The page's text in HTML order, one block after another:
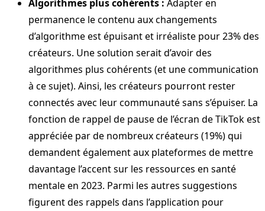
Algorithmes plus cohérents : Adapter en
permanence le contenu aux changements
d’algorithme est épuisant et irréaliste pour 23% des
créateurs. Une solution serait d’avoir des
algorithmes plus cohérents (et une communication
à ce sujet). Ainsi, les créateurs pourront rester
connectés avec leur communauté sans s’épuiser. La
fonction de rappel de pause de l’écran de TikTok est
appréciée par de nombreux créateurs (19%) qui
demandent également aux plateformes de mettre
davantage l’accent sur les ressources en santé
mentale en 2023. Parmi les autres suggestions
figurent des rappels dans l’application pour